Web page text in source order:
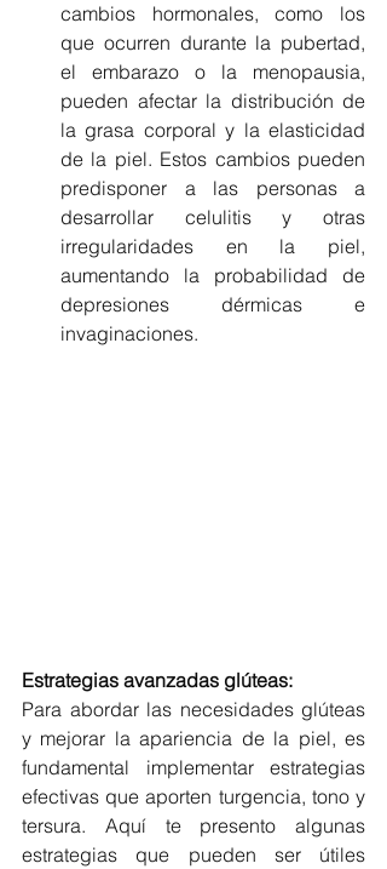
cambios hormonales, como los
que ocurren durante la pubertad,
el embarazo o la menopausia,
pueden afectar la distribución de
la grasa corporal y la elasticidad
de la piel. Estos cambios pueden
predisponer a las personas a
desarrollar celulitis y otras
irregularidades en la piel,
aumentando la probabilidad de
depresiones dérmicas e
invaginaciones.
Estrategias avanzadas glúteas:
Para abordar las necesidades glúteas
y mejorar la apariencia de la piel, es
fundamental implementar estrategias
efectivas que aporten turgencia, tono y
tersura. Aquí te presento algunas
estrategias que pueden ser útiles